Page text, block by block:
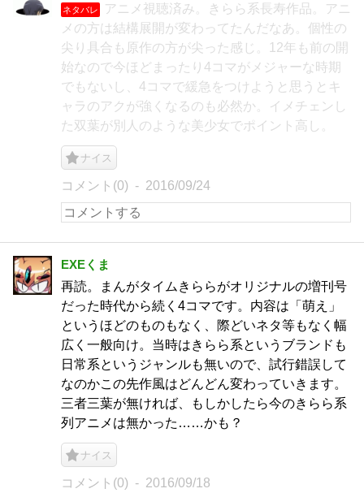
ネタバレ
アニメ視聴済み。きらら系長寿作品。アニ
メの方は結構展開が変わってたんだなあ。個性の
尖り具合も原作の方が尖った感じ。12年も前の開
始なので今ほどまったり4コマがメジャーな時期
でもないし、4コマで緩急をつけようと思うとキ
ャラのアクが強くなるのも必然か。イメチェンし
た双葉が別人のような美少女でポイント高し。
ナイス
コメント(0) 2016/09/24
EXEくま
再読。まんがタイムきららがオリジナルの増刊号
だった時代から続く4コマです。内容は「萌え」
というほどのものもなく、際どいネタ等もなく幅
広く一般向け。当時はきらら系というブランドも
日常系というジャンルも無いので、試行錯誤して
なのかこの先作風はどんどん変わっていきます。
三者三葉が無ければ、もしかしたら今のきらら系
列アニメは無かった……かも？
ナイス
コメント(0) 2016/09/18